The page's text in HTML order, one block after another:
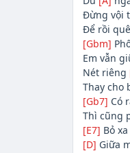
Đừng vội
Để rồi
[Gbm]
Em vẫn
Nét riêng
Thay cho
[Gb7] Có
Thì cũng
[E7] Bỏ
[D] Giữa